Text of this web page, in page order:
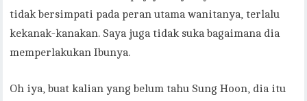
tidak bersimpati pada peran utama wanitanya, terlalu
kekanak-kanakan. Saya juga tidak suka bagaimana dia
memperlakukan Ibunya.
Oh iya, buat kalian yang belum tahu Sung Hoon, dia itu